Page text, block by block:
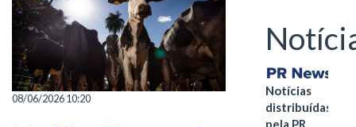
08/06/2026 10:20
Notícias
distribuídas
pela PR